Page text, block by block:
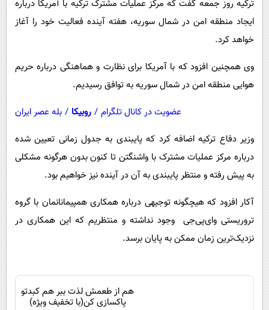
سرگرمی
فناوری
حوادث
سلامت
فرهنگی
بین الملل
حیات وحش
سیاست خارجی
پیامک
روانشناسی
دانلود
ترکیه روز جمعه گفت که مرکز عملیات مشترک ترکیه با آمریکا درباره
ایجاد منطقه امن در شمال سوریه، هفته آینده فعالیت خود را آغاز
خواهد کرد.
وی همچنین افزود که با آمریکا برای نظارت و هماهنگی درباره حریم
هوایی منطقه امن در شمال سوریه به توافق رسیدیم.
عضویت در کانال تلگرام / روبیکا / بله عصر ایران
وزیر دفاع ترکیه اضافه کرد که پایبندی به جدول زمانی تعیین شده
درباره مرکز عملیات مشترک با واشنگتن تا کنون بدون هرگونه مشکلی
به پیش رفته و منتظر پایبندی به آن در آینده نیز خواهیم بود.
آکار افزود که هیچگونه توجیهی درباره همکاری همپیمانانمان با گروه
تروریستی وای‌پی‌جی وجود نداشته و منتظریم که این همکاری در
نزدیک‌ترین زمان ممکن به پایان برسد.
هم از طعمش لذت ببر هم کبدتو
پاکسازی کن(با تخفیف ویژه)